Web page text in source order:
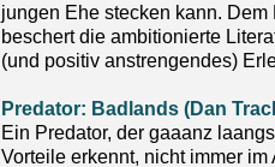
jungen Ehe stecken kann. Dem
beschert die ambitionierte
(und positiv anstrengendes)
Predator: Badlands (Dan
Ein Predator, der gaaanz
Vorteile erkennt, nicht immer im